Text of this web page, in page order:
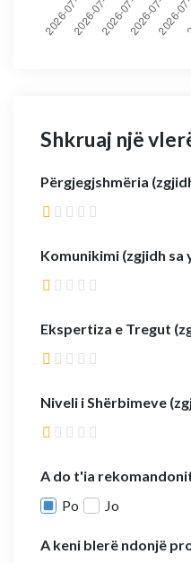
Shkruaj një
Përgjegjshmëria
Komunikimi (zgjidh sa
Ekspertiza e Tregut
Niveli i Shërbimeve
A do t'ia
Po
Jo
A keni blerë ndonjë